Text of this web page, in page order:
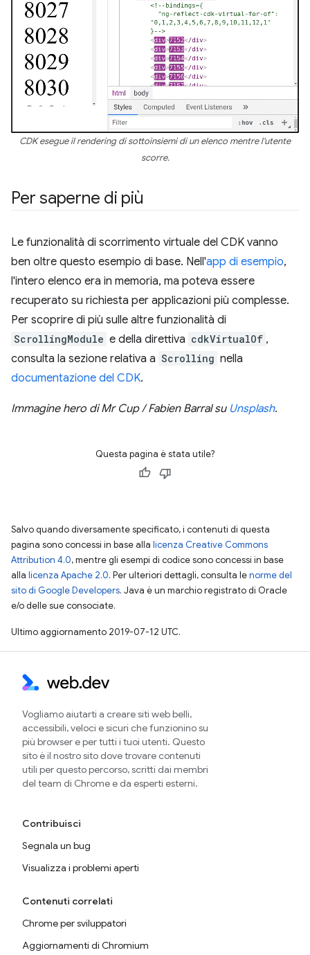
CDK esegue il rendering di sottoinsiemi di un elenco mentre l'utente
scorre.
Per saperne di più
Le funzionalità di scorrimento virtuale del CDK vanno
ben oltre questo esempio di base. Nell'app di esempio,
l'intero elenco era in memoria, ma poteva essere
recuperato su richiesta per applicazioni più complesse.
Per scoprire di più sulle altre funzionalità di
ScrollingModule e della direttiva cdkVirtualOf ,
consulta la sezione relativa a Scrolling nella
documentazione del CDK.
Immagine hero di Mr Cup / Fabien Barral su Unsplash.
Questa pagina è stata utile?
Salvo quando diversamente specificato, i contenuti di questa
pagina sono concessi in base alla licenza Creative Commons
Attribution 4.0, mentre gli esempi di codice sono concessi in base
alla licenza Apache 2.0. Per ulteriori dettagli, consulta lenorme del
sito di Google Developers. Java è un marchio registrato di Oracle
e/o delle sue consociate.
Ultimo aggiornamento 2019-07-12 UTC.
Vogliamo aiutarti a creare siti web belli,
accessibili, veloci e sicuri che funzionino su
più browser e per tutti i tuoi utenti. Questo
sito è il nostro sito dove trovare contenuti
utili per questo percorso, scritti dai membri
del team di Chrome e da esperti esterni.
Contribuisci
Segnala un bug
Visualizza i problemi aperti
Contenuti correlati
Chrome per sviluppatori
Aggiornamenti di Chromium